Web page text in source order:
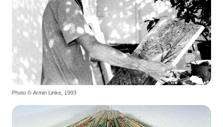
Photo © Armin Linke, 1993